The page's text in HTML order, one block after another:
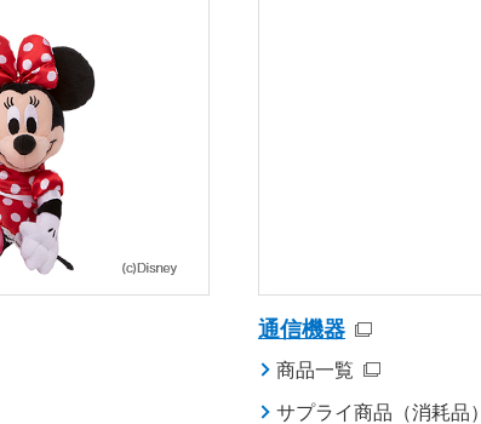
通信機器
商品一覧
サプライ商品（消耗品）